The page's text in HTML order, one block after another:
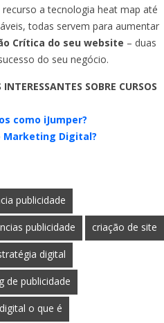
a tecnologia heat map até
todas servem para aumentar
Crítica do seu website – duas
do seu negócio.
SOBRE CURSOS
como iJumper?
Marketing Digital?
publicidade
publicidade criação de site
digital
de publicidade
o que é